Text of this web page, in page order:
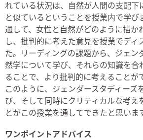
れている状況は、自然が人間の支配下
と似ているということを授業内で学び
通して、女性と自然がどのように描か
し、批判的に考えた意見を授業でディ
た。リーディングの課題から、ジェン
然学について学び、それらの知識を合
ることで、より批判的に考えることが
このように、ジェンダースタディーズ
び、そして同時にクリティカルな考え
とがこの授業を通してできたと思いま
ワンポイントアドバイス